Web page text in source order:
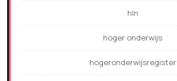
hln
hoger onderwijs
hogeronderwijsregister